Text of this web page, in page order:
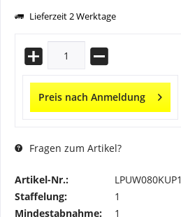
Lieferzeit 2 Werktage
Preis nach Anmeldung
Fragen zum Artikel?
Artikel-Nr.:
Staffelung:
1
Mindestabnahme:
1